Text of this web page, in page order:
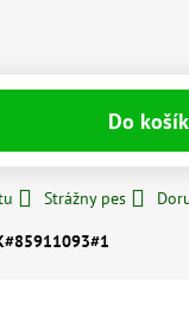
Do
Strážny pes